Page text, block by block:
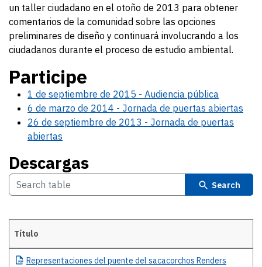
un taller ciudadano en el otoño de 2013 para obtener
comentarios de la comunidad sobre las opciones
preliminares de diseño y continuará involucrando a los
ciudadanos durante el proceso de estudio ambiental.
Participe
1 de septiembre de 2015 - Audiencia pública
6 de marzo de 2014 - Jornada de puertas abiertas
26 de septiembre de 2013 - Jornada de puertas
abiertas
Descargas
Search
Descargas
Título
Representaciones del puente del sacacorchos Renders